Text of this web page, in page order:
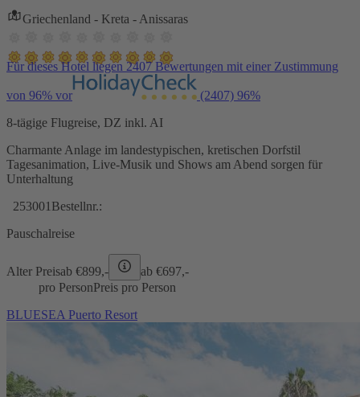
Griechenland - Kreta - Anissaras
Für dieses Hotel liegen 2407 Bewertungen mit einer Zustimmung
von 96% vor (2407) 96%
8-tägige Flugreise, DZ inkl. AI
Charmante Anlage im landestypischen, kretischen Dorfstil
Tagesanimation, Live-Musik und Shows am Abend sorgen für
Unterhaltung
253001 Bestellnr.:
Pauschalreise
Alter Preisab €899,- ab €697,-
pro PersonPreis pro Person
BLUESEA Puerto Resort